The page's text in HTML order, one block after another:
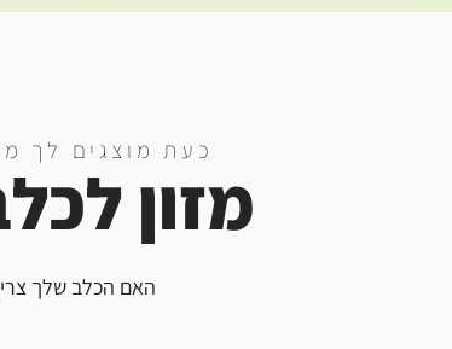
כעת מוצגים לך
מזון
האם הכלב שלך